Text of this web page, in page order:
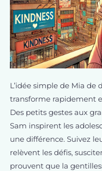
L’idée simple de Mia de
transforme rapidement
Des petits gestes aux
Sam inspirent les
une différence. Suivez
relèvent les défis,
prouvent que la